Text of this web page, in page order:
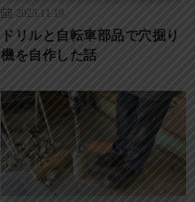
2025.11.19
ドリルと自転車部品で穴掘り
機を自作した話